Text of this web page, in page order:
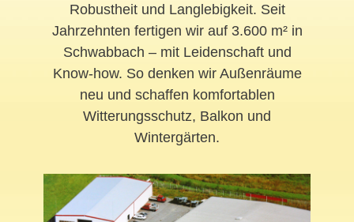
Robustheit und Langlebigkeit. Seit
Jahrzehnten fertigen wir auf 3.600 m² in
Schwabbach – mit Leidenschaft und
Know-how. So denken wir Außenräume
neu und schaffen komfortablen
Witterungsschutz, Balkon und
Wintergärten.